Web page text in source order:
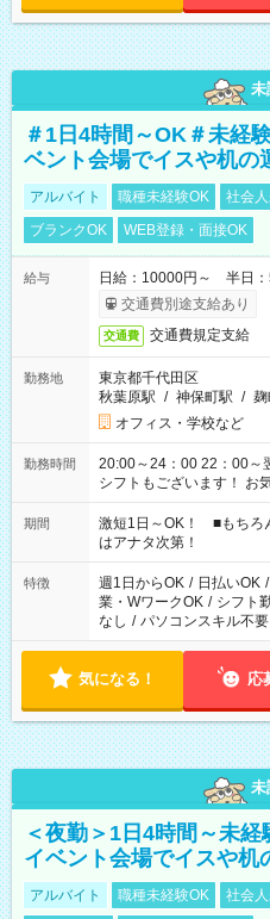
未
＃1日4時間～OK＃未経
ベント会場でイスや机の
アルバイト 職種未経験OK 社会
ブランクOK
WEB登録・面接OK
給与
日給：10000円～ 半日
交通費別途支給あり
交通費 交通費規定支給
勤務地
東京都千代田区
秋葉原駅 / 神保町駅 / 麹
オフィス・学校など
勤務時間
20:00～24：00 22：00～翌
シフトもございます！ お
期間
激短1日～OK！ ■もちろ
はアナタ次第！
特徴 週1日からOK / 日払いOK /
業・WワークOK / シフト
なし / パソコンスキル不要
気になる！ 応
未
＜夜勤＞1日4時間～未経
イベント会場でイスや机
アルバイト 職種未経験OK 社会